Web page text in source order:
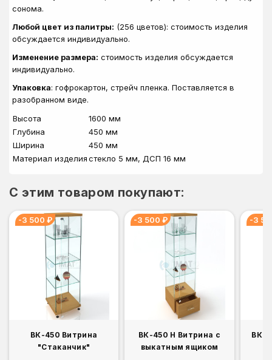
сонома.
Любой цвет из палитры: (256 цветов): стоимость изделия
обсуждается индивидуально.
Изменение размера: стоимость изделия обсуждается
индивидуально.
Упаковка: гофрокартон, стрейч пленка. Поставляется в
разобранном виде.
Высота
1600 мм
Глубина
450 мм
Ширина
450 мм
Материал изделиястекло 5 мм, ДСП 16 мм
C этим товаром покупают:
-3 500 ₽
ВК-450 Витрина
"Стаканчик"
-3 500 ₽
ВК-450 Н Витрина с
выкатным ящиком
-3
ВК-